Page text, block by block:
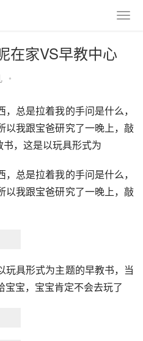
在家VS早教中心
•
总是拉着我的手问是什么，
以我跟宝爸研究了一晚上，敲
，这是以玩具形式为
总是拉着我的手问是什么，
以我跟宝爸研究了一晚上，敲
玩具形式为主题的早教书，当
宝，宝宝肯定不会去玩了